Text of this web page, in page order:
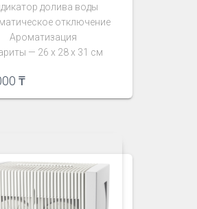
долива воды
отключение
Ароматизация
— 26 х 28 х 31 см
₸